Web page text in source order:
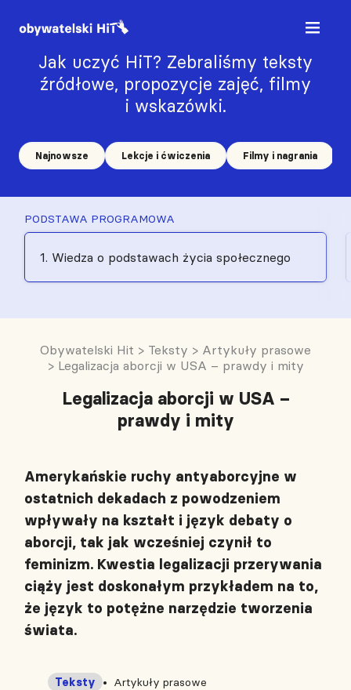
Jak uczyć HiT? Zebraliśmy teksty
źródłowe, propozycje zajęć, filmy
i wskazówki.
Najnowsze Lekcje i ćwiczenia Filmy i nagrania
PODSTAWA PROGRAMOWA
1. Wiedza o podstawach życia społecznego
Obywatelski Hit > Teksty > Artykuły prasowe
> Legalizacja aborcji w USA – prawdy i mity
Legalizacja aborcji w USA –
prawdy i mity
Amerykańskie ruchy antyaborcyjne w
ostatnich dekadach z powodzeniem
wpływały na kształt i język debaty o
aborcji, tak jak wcześniej czynił to
feminizm. Kwestia legalizacji przerywania
ciąży jest doskonałym przykładem na to,
że język to potężne narzędzie tworzenia
świata.
Teksty Artykuły prasowe